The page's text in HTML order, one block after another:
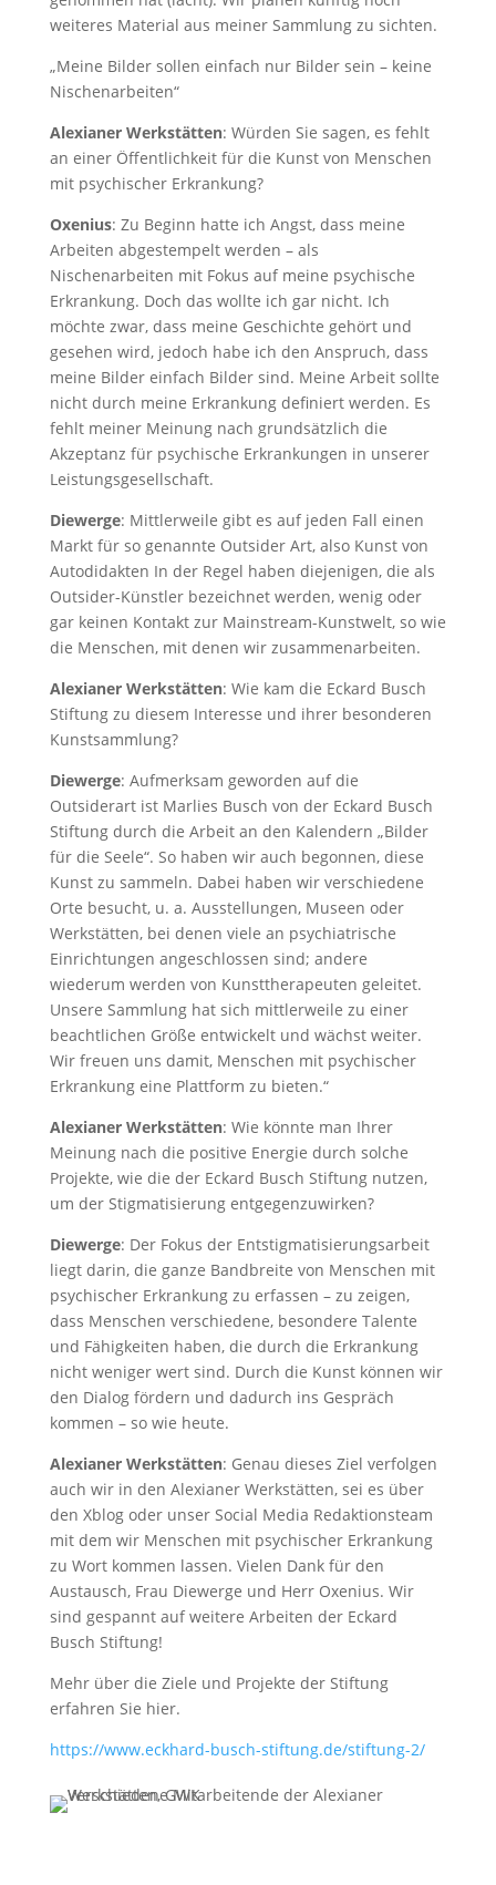
weiteres Material aus meiner Sammlung zu sichten.
„Meine Bilder sollen einfach nur Bilder sein – keine
Nischenarbeiten“
Alexianer Werkstätten: Würden Sie sagen, es fehlt
an einer Öffentlichkeit für die Kunst von Menschen
mit psychischer Erkrankung?
Oxenius: Zu Beginn hatte ich Angst, dass meine
Arbeiten abgestempelt werden – als
Nischenarbeiten mit Fokus auf meine psychische
Erkrankung. Doch das wollte ich gar nicht. Ich
möchte zwar, dass meine Geschichte gehört und
gesehen wird, jedoch habe ich den Anspruch, dass
meine Bilder einfach Bilder sind. Meine Arbeit sollte
nicht durch meine Erkrankung definiert werden. Es
fehlt meiner Meinung nach grundsätzlich die
Akzeptanz für psychische Erkrankungen in unserer
Leistungsgesellschaft.
Diewerge: Mittlerweile gibt es auf jeden Fall einen
Markt für so genannte Outsider Art, also Kunst von
Autodidakten In der Regel haben diejenigen, die als
Outsider-Künstler bezeichnet werden, wenig oder
gar keinen Kontakt zur Mainstream-Kunstwelt, so wie
die Menschen, mit denen wir zusammenarbeiten.
Alexianer Werkstätten: Wie kam die Eckard Busch
Stiftung zu diesem Interesse und ihrer besonderen
Kunstsammlung?
Diewerge: Aufmerksam geworden auf die
Outsiderart ist Marlies Busch von der Eckard Busch
Stiftung durch die Arbeit an den Kalendern „Bilder
für die Seele“. So haben wir auch begonnen, diese
Kunst zu sammeln. Dabei haben wir verschiedene
Orte besucht, u. a. Ausstellungen, Museen oder
Werkstätten, bei denen viele an psychiatrische
Einrichtungen angeschlossen sind; andere
wiederum werden von Kunsttherapeuten geleitet.
Unsere Sammlung hat sich mittlerweile zu einer
beachtlichen Größe entwickelt und wächst weiter.
Wir freuen uns damit, Menschen mit psychischer
Erkrankung eine Plattform zu bieten.“
Alexianer Werkstätten: Wie könnte man Ihrer
Meinung nach die positive Energie durch solche
Projekte, wie die der Eckard Busch Stiftung nutzen,
um der Stigmatisierung entgegenzuwirken?
Diewerge: Der Fokus der Entstigmatisierungsarbeit
liegt darin, die ganze Bandbreite von Menschen mit
psychischer Erkrankung zu erfassen – zu zeigen,
dass Menschen verschiedene, besondere Talente
und Fähigkeiten haben, die durch die Erkrankung
nicht weniger wert sind. Durch die Kunst können wir
den Dialog fördern und dadurch ins Gespräch
kommen – so wie heute.
Alexianer Werkstätten: Genau dieses Ziel verfolgen
auch wir in den Alexianer Werkstätten, sei es über
den Xblog oder unser Social Media Redaktionsteam
mit dem wir Menschen mit psychischer Erkrankung
zu Wort kommen lassen. Vielen Dank für den
Austausch, Frau Diewerge und Herr Oxenius. Wir
sind gespannt auf weitere Arbeiten der Eckard
Busch Stiftung!
Mehr über die Ziele und Projekte der Stiftung
erfahren Sie hier.
https://www.eckhard-busch-stiftung.de/stiftung-2/